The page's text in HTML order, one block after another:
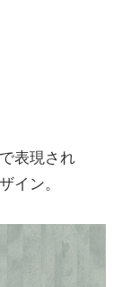
表現され
イン。